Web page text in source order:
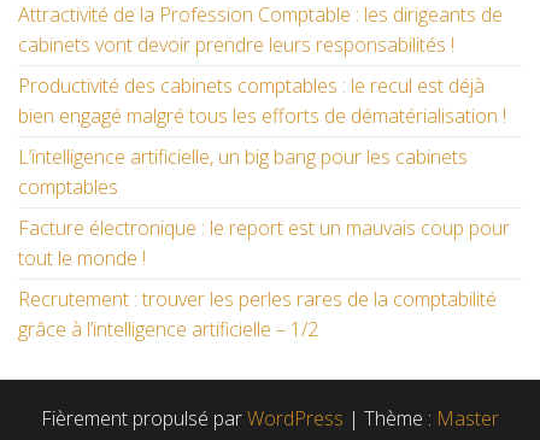
Attractivité de la Profession Comptable : les dirigeants de
cabinets vont devoir prendre leurs responsabilités !
Productivité des cabinets comptables : le recul est déjà
bien engagé malgré tous les efforts de dématérialisation !
L’intelligence artificielle, un big bang pour les cabinets
comptables
Facture électronique : le report est un mauvais coup pour
tout le monde !
Recrutement : trouver les perles rares de la comptabilité
grâce à l’intelligence artificielle – 1/2
Fièrement propulsé parWordPress | Thème : Master